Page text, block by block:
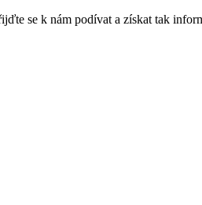
se k nám podívat a získat tak